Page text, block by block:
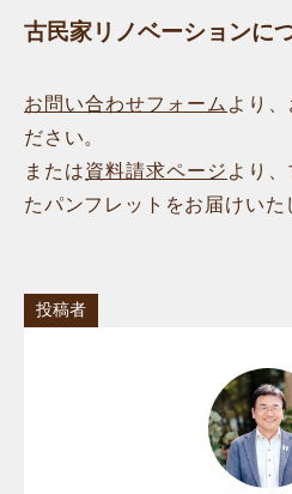
古民家リノベーションに
お問い合わせフォーム より
ださい。
または資料請求ページ より
たパンフレットをお届けいた
投稿者